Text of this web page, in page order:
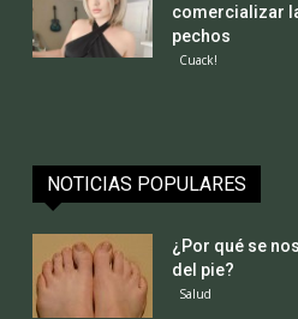
comercializar
pechos
Cuack!
NOTICIAS POPULARES
¿Por qué se
del pie?
Salud